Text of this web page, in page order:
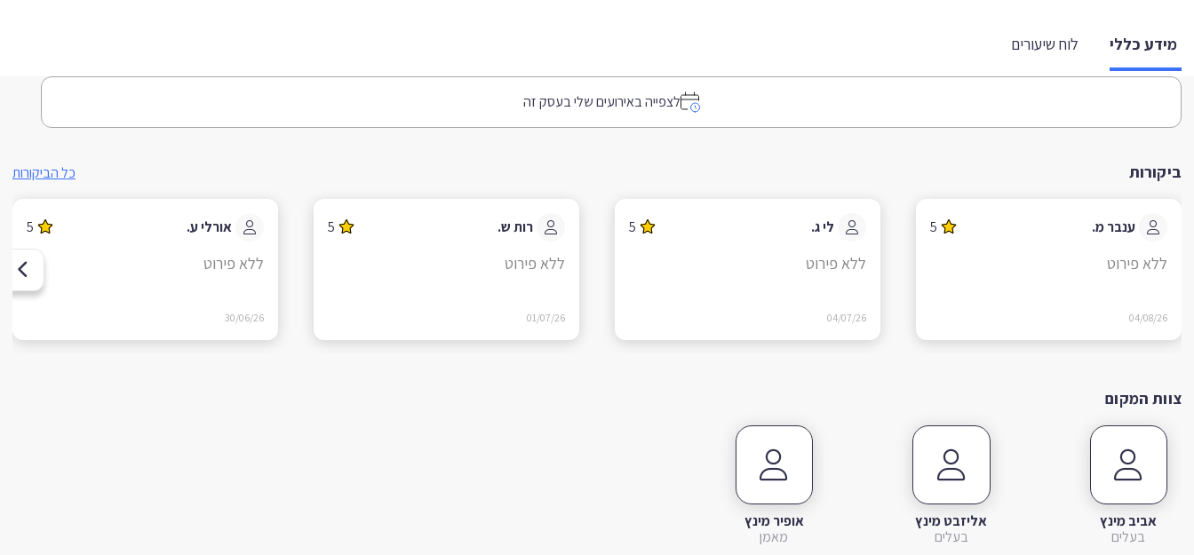
מידע כללי לוח שיעורים
לצפייה באירועים שלי בעסק זה
ביקורות כל הביקורות
ענבר מ. 5
ללא פירוט
04/08/26
לי ג. 5
ללא פירוט
04/07/26
רות ש. 5
ללא פירוט
01/07/26
אורלי ע. 5
ללא פירוט
30/06/26
צוות המקום
אביב מינץ
בעלים
אליזבט מינץ
בעלים
אופיר מינץ
מאמן